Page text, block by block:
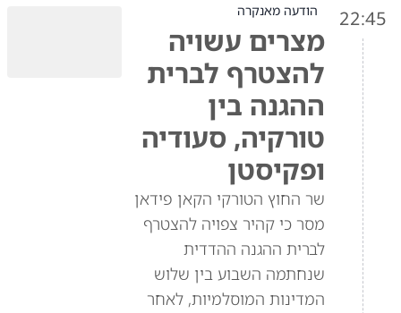
22:45 הודעה מאנקרה
מצרים עשויה
להצטרף לברית
ההגנה בין
טורקיה, סעודיה
ופקיסטן
שר החוץ הטורקי הקאן פידאן
מסר כי קהיר צפויה להצטרף
לברית ההגנה ההדדית
שנחתמה השבוע בין שלוש
המדינות המוסלמיות, לאחר